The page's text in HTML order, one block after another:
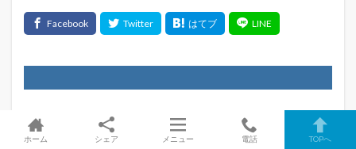
ホーム シェア メニュー 電話 TOPへ